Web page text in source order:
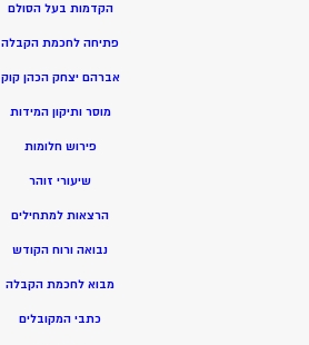
הקדמות בעל הסולם
פתיחה לחכמת הקבלה
אברהם יצחק הכהן קוק
מוסר ותיקון המידות
פירוש חלומות
שיעורי זוהר
הרצאות למתחילים
נבואה ורוח הקודש
מבוא לחכמת הקבלה
כתבי המקובלים